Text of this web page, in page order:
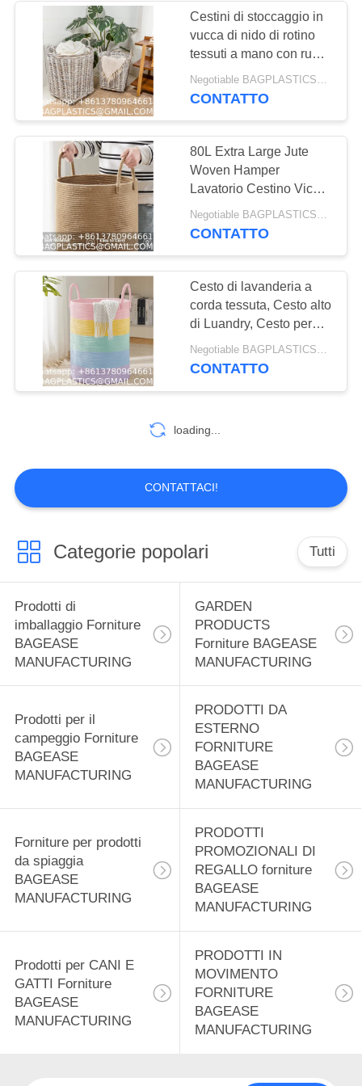
MANUFACTURING
Prodotti per CANI E
GATTI Forniture
BAGEASE
MANUFACTURING
55
PRODOTTI IN
MOVIMENTO
FORNITURE
BAGEASE
MANUFACTURING
45
Prodotti sportivi
MANUFACTURING
59
SPA SALON
Prodotti forniture
BAGEASE
MANUFACTURING
12
Prodotti di
distribuzione
alimentare forniture
BAGEASE
MANUFACTURING
cancelleria Forniture
BAGEASE
MANUFACTURING
soggiorno, bagno, con
coperchio - Naturale
Cestini di stoccaggio in
vucca di nido di rotino
tessuti a mano con ruote
e maniglie, contenitore
di erba marina per la
lavanderia bianca/cubo
grigio
CONTATTO
80L Extra Large Jute
Woven Hamper
Lavatorio Cestino Vicker
corda Abbigliamento
Cestino Per Bambini
Cestino In Soggiorno
Camera da letto
Negotiable BAGPLASTICS@GMAIL.COM WHATSAPP:+8613780964661 MOQ:1000pieces Skype: mydearneil
CONTATTO
Cesto di lavanderia a
corda tessuta, Cesto alto
di Luandry, Cesto per
bambini per il deposito
delle coperte, Cesto per
personalizzato, 58L,
Negotiable BAGPLASTICS@GMAIL.COM WHATSAPP:+8613780964661 MOQ:1000pieces Skype: mydearneil
CONTATTO
loading...
CONTATTACI!
Categorie popolari Tutti
Prodotti di
imballaggio Forniture
BAGEASE
MANUFACTURING
GARDEN
PRODUCTS
Forniture BAGEASE
MANUFACTURING
Prodotti per il
campeggio Forniture
BAGEASE
MANUFACTURING
PRODOTTI DA
ESTERNO
FORNITURE
BAGEASE
MANUFACTURING
Forniture per prodotti
da spiaggia
BAGEASE
MANUFACTURING
PRODOTTI
PROMOZIONALI DI
REGALLO forniture
BAGEASE
MANUFACTURING
Prodotti per CANI E
GATTI Forniture
BAGEASE
MANUFACTURING
PRODOTTI IN
MOVIMENTO
FORNITURE
BAGEASE
MANUFACTURING